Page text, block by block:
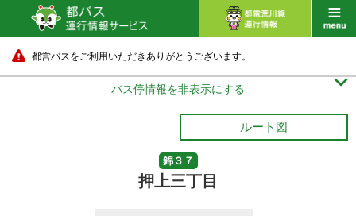
都営バスをご利用いただきありがとうございます。
バス停情報を非表示にする 
ルート図
錦３７
押上三丁目